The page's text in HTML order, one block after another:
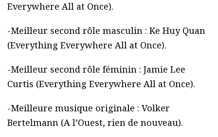
Everywhere All at Once).
-Meilleur second rôle masculin : Ke Huy Quan
(Everything Everywhere All at Once).
-Meilleur second rôle féminin : Jamie Lee
Curtis (Everything Everywhere All at Once).
-Meilleure musique originale : Volker
Bertelmann (A l’Ouest, rien de nouveau).